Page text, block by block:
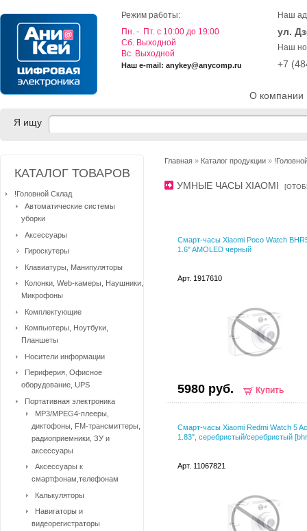
О компании
Режим работы:
Пн. - Пт. с 10:00 до 19:00
Cб. Выходной
Вс. Выходной
Наш e-mail: anykey@anycomp.ru
Наш
ул.
Наш
+7
Я ищу
Главная » Каталог продукции »
УМНЫЕ ЧАСЫ XIAOMI [
Смарт-часы Xiaomi Poco Watch
1.6" AMOLED черный
Арт. 1917610
5980 руб. Купить
Смарт-часы Xiaomi Redmi Watch 5
1.83", серебристый/серебристый
Арт. 11067821
КАТАЛОГ ТОВАРОВ
!Головной Склад
Автоматические системы
уборки
Аксессуары
Гироскутеры
Клавиатуры, Манипуляторы
Колонки, Web-камеры, Наушники,
Микрофоны
Комплектующие
Компьютеры, Ноутбуки,
Планшеты
Носители информации
Периферия, Офисное
оборудование, UPS
Портативная электроника
MP3/MPEG4-плееры,
диктофоны, FM-трансмиттеры,
радиоприемники, ЗУ и
аксессуары
Аксессуары к
смартфонам,телефонам
Калькуляторы
Навигаторы и
видеорегистраторы